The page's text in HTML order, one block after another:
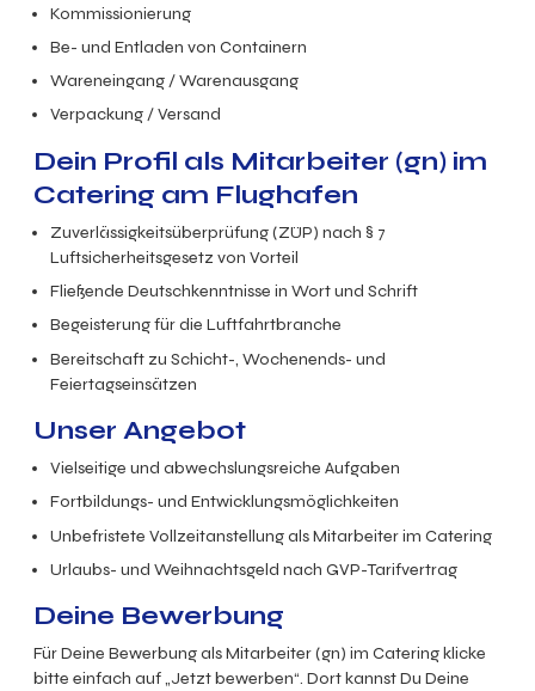
Kommissionierung
Be- und Entladen von Containern
Wareneingang / Warenausgang
Verpackung / Versand
Dein Profil als Mitarbeiter (gn) im
Catering am Flughafen
Zuverlässigkeitsüberprüfung (ZÜP) nach § 7
Luftsicherheitsgesetz von Vorteil
Fließende Deutschkenntnisse in Wort und Schrift
Begeisterung für die Luftfahrtbranche
Bereitschaft zu Schicht-, Wochenends- und
Feiertagseinsätzen
Unser Angebot
Vielseitige und abwechslungsreiche Aufgaben
Fortbildungs- und Entwicklungsmöglichkeiten
Unbefristete Vollzeitanstellung als Mitarbeiter im Catering
Urlaubs- und Weihnachtsgeld nach GVP-Tarifvertrag
Deine Bewerbung
Für Deine Bewerbung als Mitarbeiter (gn) im Catering klicke
bitte einfach auf „Jetzt bewerben“. Dort kannst Du Deine